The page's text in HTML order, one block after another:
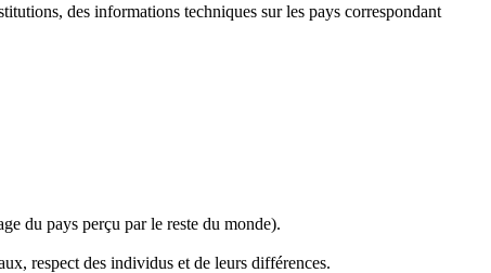
des informations techniques sur les pays correspondant
du pays perçu par le reste du monde).
respect des individus et de leurs différences.